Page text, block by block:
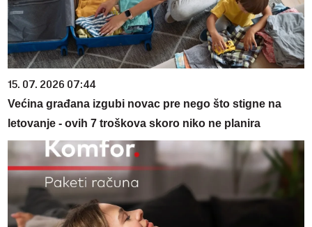
15. 07. 2026 07:44
Većina građana izgubi novac pre nego što stigne na
letovanje - ovih 7 troškova skoro niko ne planira